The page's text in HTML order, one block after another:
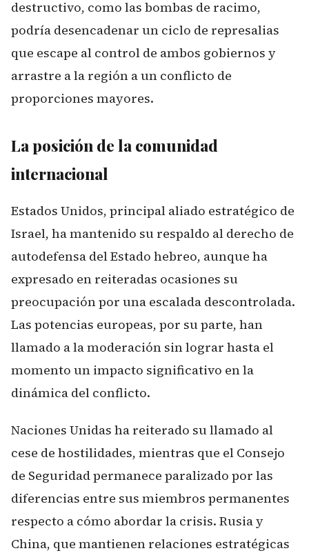
destructivo, como las bombas de racimo,
podría desencadenar un ciclo de represalias
que escape al control de ambos gobiernos y
arrastre a la región a un conflicto de
proporciones mayores.
La posición de la comunidad
internacional
Estados Unidos, principal aliado estratégico de
Israel, ha mantenido su respaldo al derecho de
autodefensa del Estado hebreo, aunque ha
expresado en reiteradas ocasiones su
preocupación por una escalada descontrolada.
Las potencias europeas, por su parte, han
llamado a la moderación sin lograr hasta el
momento un impacto significativo en la
dinámica del conflicto.
Naciones Unidas ha reiterado su llamado al
cese de hostilidades, mientras que el Consejo
de Seguridad permanece paralizado por las
diferencias entre sus miembros permanentes
respecto a cómo abordar la crisis. Rusia y
China, que mantienen relaciones estratégicas